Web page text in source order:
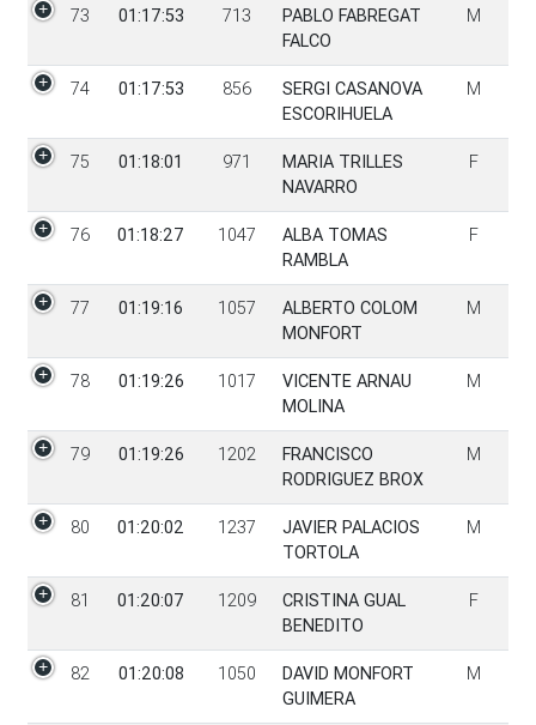
73 01:17:53 713
PABLO FABREGAT
FALCO
M
74 01:17:53 856
SERGI CASANOVA
ESCORIHUELA
M
75 01:18:01 971
MARIA TRILLES
NAVARRO
F
76 01:18:27 1047
ALBA TOMAS
RAMBLA
F
77 01:19:16 1057
ALBERTO COLOM
MONFORT
M
78 01:19:26 1017
VICENTE ARNAU
MOLINA
M
79 01:19:26 1202
FRANCISCO
RODRIGUEZ BROX
M
80 01:20:02 1237
JAVIER PALACIOS
TORTOLA
M
81 01:20:07 1209
CRISTINA GUAL
BENEDITO
F
82 01:20:08 1050
DAVID MONFORT
GUIMERA
M